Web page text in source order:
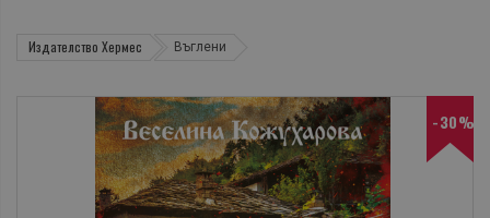
Издателство Хермес Въглени
-30%